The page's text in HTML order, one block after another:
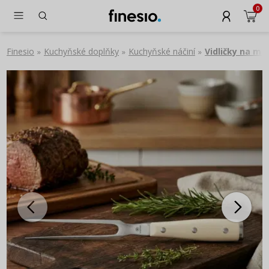
0
Finesio » Kuchyňské doplňky » Kuchyňské náčiní » Vidličky na